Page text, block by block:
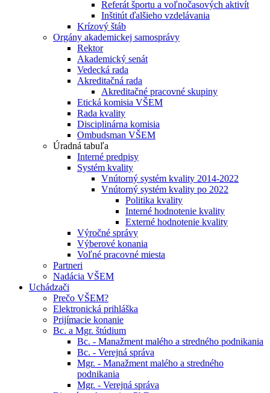
Referát športu a voľnočasových aktivít
Inštitút ďalšieho vzdelávania
Krízový štáb
Orgány akademickej samosprávy
Rektor
Akademický senát
Vedecká rada
Akreditačná rada
Akreditačné pracovné skupiny
Etická komisia VŠEM
Rada kvality
Disciplinárna komisia
Ombudsman VŠEM
Úradná tabuľa
Interné predpisy
Systém kvality
Vnútorný systém kvality 2014-2022
Vnútorný systém kvality po 2022
Politika kvality
Interné hodnotenie kvality
Externé hodnotenie kvality
Výročné správy
Výberové konania
Voľné pracovné miesta
Partneri
Nadácia VŠEM
Uchádzači
Prečo VŠEM?
Elektronická prihláška
Prijímacie konanie
Bc. a Mgr. štúdium
Bc. - Manažment malého a stredného podnikania
Bc. - Verejná správa
Mgr. - Manažment malého a stredného
podnikania
Mgr. - Verejná správa